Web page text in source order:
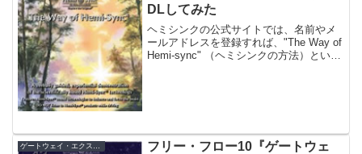
DLしてみた
ヘミシンクの公式サイトでは、名前やメ
ールアドレスを登録すれば、"The Way of
Hemi-sync" （ヘミシンクの方法）という
ゲートウェイ・エクスペリエンス
フリー・フロー10『ゲートウェ